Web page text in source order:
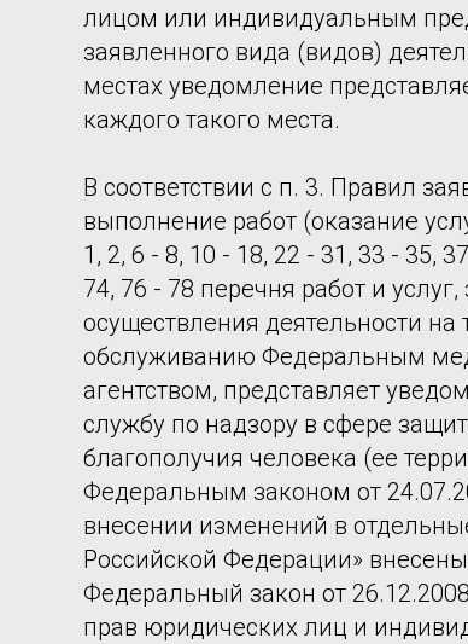
лицом или индивидуальным
заявленного вида (видов)
местах уведомление
каждого такого места.
В соответствии с п. 3. Правил
выполнение работ (оказание
1, 2, 6 - 8, 10 - 18, 22 - 31, 33 - 35,
74, 76 - 78 перечня работ и
осуществления деятельности
обслуживанию Федеральным
агентством, представляет
службу по надзору в сфере
благополучия человека (ее
Федеральным законом от
внесении изменений в
Российской Федерации»
Федеральный закон от
прав юридических лиц и